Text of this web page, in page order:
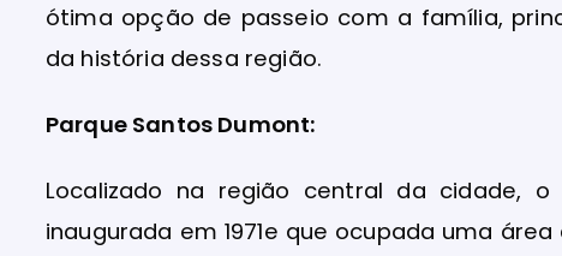
ótima opção de passeio com a família,
da história dessa região.
Parque Santos Dumont:
Localizado na região central da cidade,
inaugurada em 1971e que ocupada uma